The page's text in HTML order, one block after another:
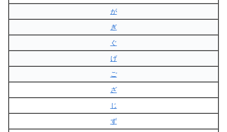
が
ぎ
ぐ
げ
ご
ざ
じ
ず